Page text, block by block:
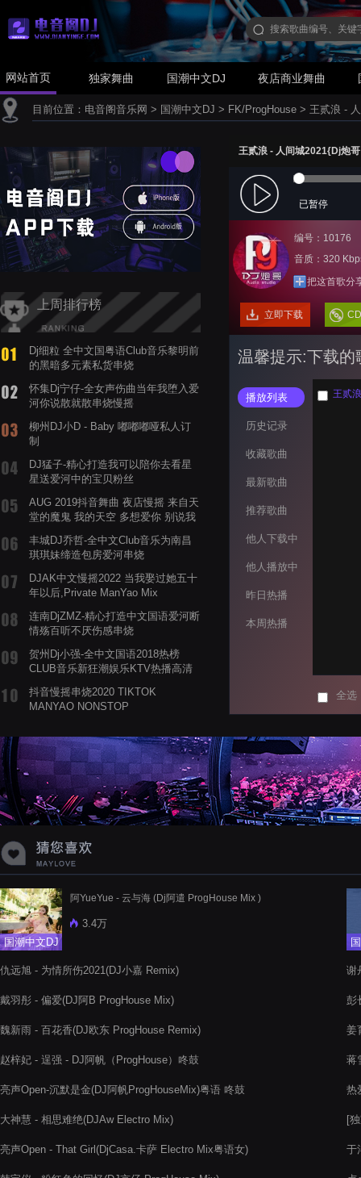
网站首页 独家舞曲 国潮中文DJ 夜店商业舞曲
目前位置： 电音阁音乐网 > 国潮中文DJ > FK/ProgHouse > 王贰浪 -
上周排行榜
Dj细粒 全中文国粤语Club音乐黎明前
的黑暗多元素私货串烧
怀集Dj宁仔-全女声伤曲当年我堕入爱
河你说散就散串烧慢摇
柳州DJ小D - Baby 嘟嘟嘟哑私人订
制
DJ猛子-精心打造我可以陪你去看星
星送爱河中的宝贝粉丝
AUG 2019抖音舞曲 夜店慢摇 来自天
堂的魔鬼 我的天空 多想爱你 别说我
丰城DJ乔哲-全中文Club音乐为南昌
琪琪妹缔造包房爱河串烧
DJAK中文慢摇2022 当我娶过她五十
年以后,Private ManYao Mix
连南DjZMZ-精心打造中文国语爱河断
情殇百听不厌伤感串烧
贺州Dj小强-全中文国语2018热榜
CLUB音乐新狂潮娱乐KTV热播高清
抖音慢摇串烧2020 TIKTOK
MANYAO NONSTOP
蝉爸爸妈妈爱存在夏天的风是想你的
声音啊
王贰浪 - 人间城2021{Dj炮
已暂停
编号：10176
音质：320
把这首歌分
立即下载
温馨提示:下载的
播放列表
历史记录
收藏歌曲
最新歌曲
推荐歌曲
他人下载中
他人播放中
昨日热播
本周热播
王贰
全选
国潮中文DJ
阿YueYue - 云与海 (Dj阿遣 ProgHouse Mix )
3.4万
仇远旭 - 为情所伤2021(DJ小嘉 Remix)
戴羽彤 - 偏爱(DJ阿B ProgHouse Mix)
魏新雨 - 百花香(DJ欧东 ProgHouse Remix)
赵梓妃 - 逞强 - DJ阿帆（ProgHouse）咚鼓
亮声Open-沉默是金(DJ阿帆ProgHouseMix)粤语 咚鼓
大神慧 - 相思难绝(DJAw Electro Mix)
亮声Open - That Girl(DjCasa.卡萨 Electro Mix粤语女)
谢
彭
姜
蒋
热
[
于